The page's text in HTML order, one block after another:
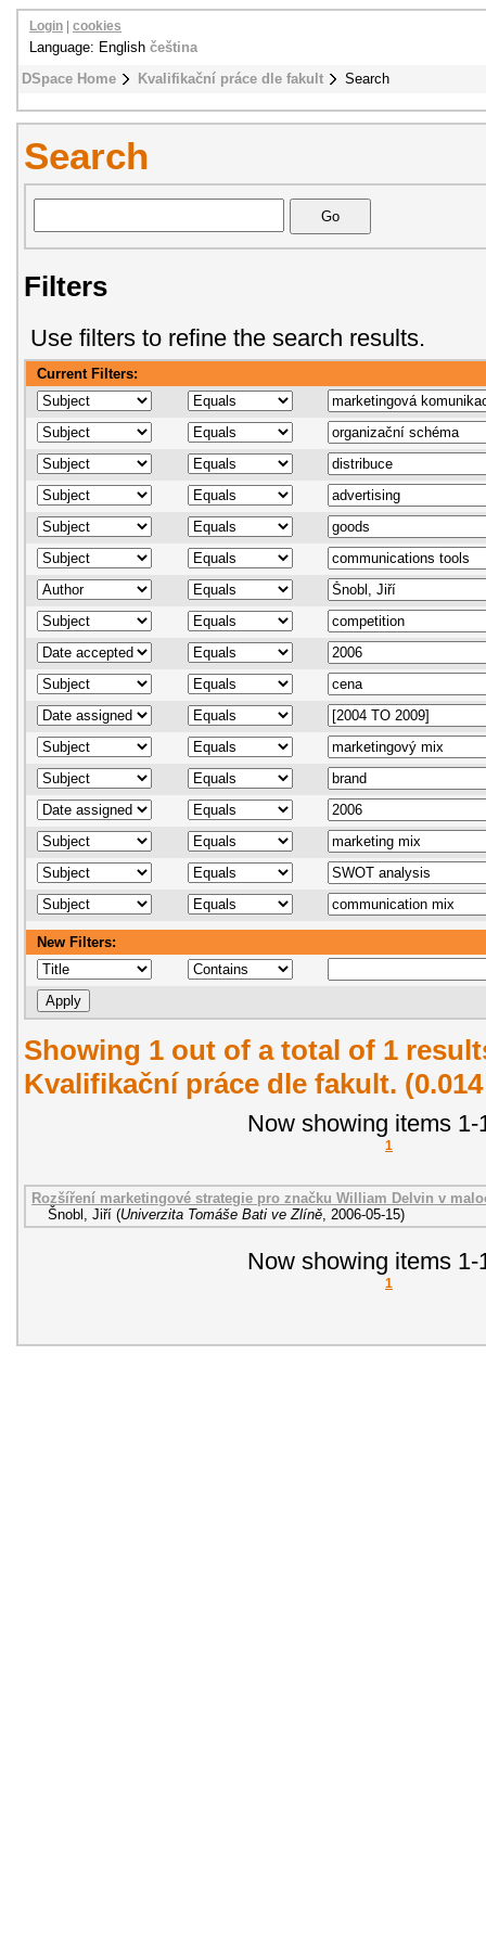
DSpace Home Kvalifikační práce dle fakult Search
Login cookies
Language: English čeština
Search
Filters
Use filters to refine the search results.
Current Filters:
New Filters:
Showing 1 out of a total of 1
Kvalifikační práce dle fakult.
Now showing items 1-
1
Rozšíření marketingové strategie pro značku William Delvin v
Šnobl, Jiří (Univerzita Tomáše Bati ve Zlíně 2006-05-15)
Now showing items 1-
1